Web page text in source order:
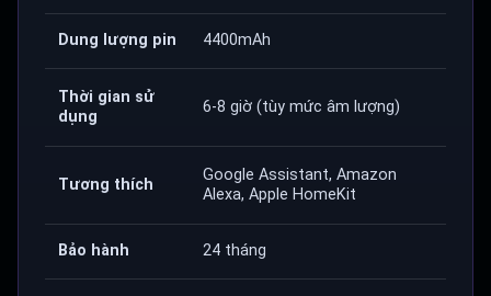
Dung lượng pin 4400mAh
Thời gian sử
dụng
6-8 giờ (tùy mức âm lượng)
Tương thích
Google Assistant, Amazon
Alexa, Apple HomeKit
Bảo hành 24 tháng